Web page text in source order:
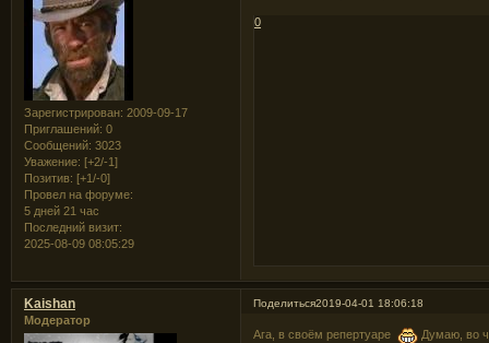
Зарегистрирован: 2009-09-17
Приглашений: 0
Сообщений: 3023
Уважение: [+2/-1]
Позитив: [+1/-0]
Провел на форуме:
5 дней 21 час
Последний визит:
2025-08-09 08:05:29
0
Поделиться2019-04-01 18:06:18
Kaishan
Модератор
Ага, в своём репертуаре
Думаю, во